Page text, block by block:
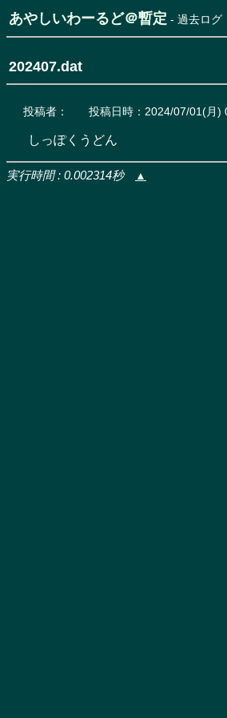
あやしいわーるど＠暫定 - 過去ロ
202407.dat
投稿者： 投稿日時：2024/07/01(月)
しっぽくうどん
実行時間 : 0.002314秒 ▲